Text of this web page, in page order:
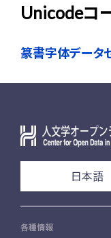
Unicodeコ
篆書字体データ
日本語
各種情報